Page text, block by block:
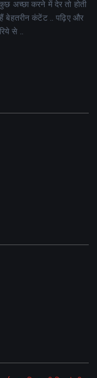
अच्छा करने में देर तो होती
बेहतरीन कंटेंट .. पढ़िए और
से ..